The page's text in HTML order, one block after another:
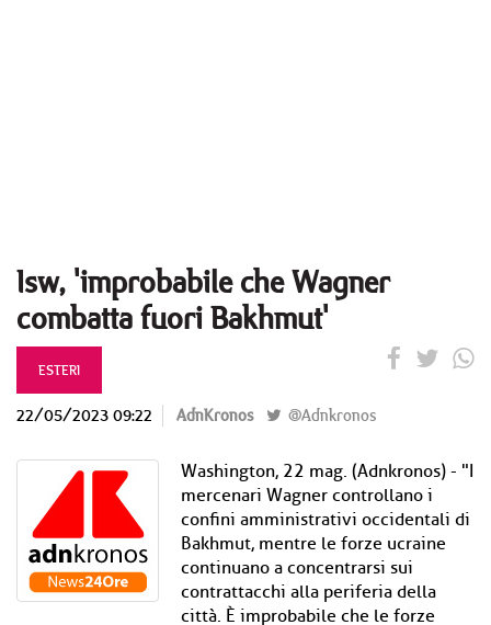
Isw, 'improbabile che Wagner
combatta fuori Bakhmut'
ESTERI
22/05/2023 09:22 AdnKronos @Adnkronos
Washington, 22 mag. (Adnkronos) - "I
mercenari Wagner controllano i
confini amministrativi occidentali di
Bakhmut, mentre le forze ucraine
continuano a concentrarsi sui
contrattacchi alla periferia della
città. È improbabile che le forze